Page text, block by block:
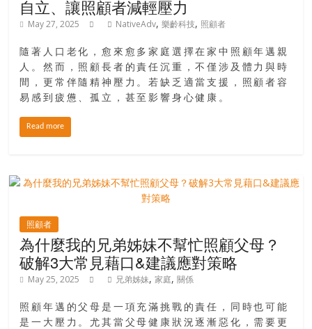
自立、讓照顧者減輕壓力
May 27, 2025 NativeAdv,樂齡科技, 照顧者
隨著人口老化，愈來愈多家庭選擇在家中照顧年邁親
人。然而，照顧長者的責任沉重，不僅涉及體力與時
間，更常伴隨精神壓力。若缺乏適當支援，照顧者容
易感到疲憊、孤立，甚至影響身心健康。
Read more
照顧者
為什麼我的兄弟姊妹不幫忙照顧父母？
破解3大常見藉口&建議應對策略
May 25, 2025 兄弟姊妹,家庭,關係
照顧年邁的父母是一項充滿挑戰的責任，同時也可能
是一大壓力。尤其當父母健康狀況逐漸惡化，需要更